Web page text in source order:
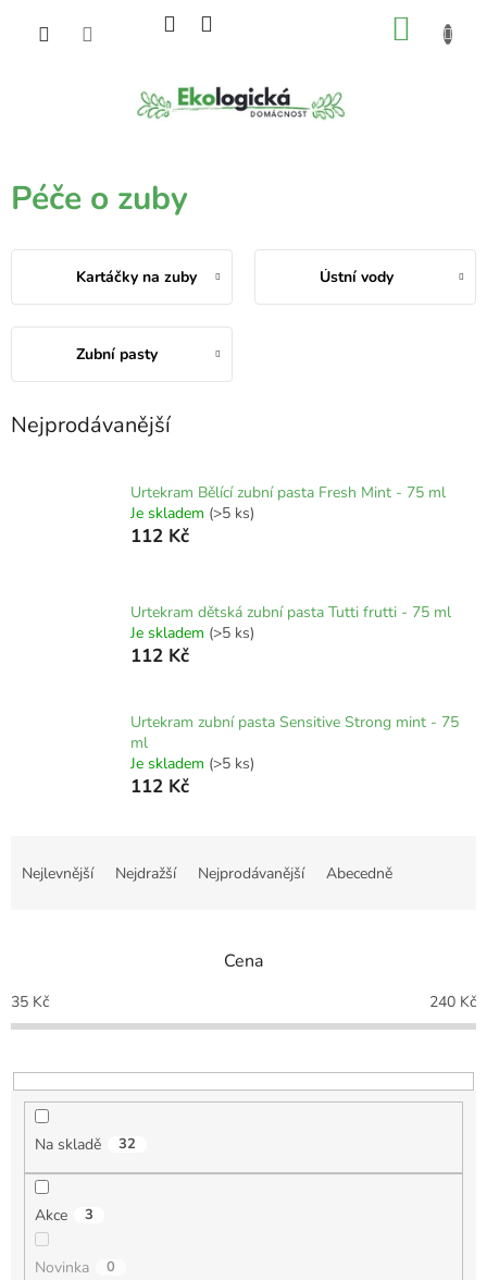
Péče o zuby
Kartáčky na zuby Ústní vody
Zubní pasty
Nejprodávanější
Urtekram Bělící zubní pasta Fresh Mint - 75 ml
Je skladem (>5 ks)
112 Kč
Urtekram dětská zubní pasta Tutti frutti - 75 ml
Je skladem (>5 ks)
112 Kč
Urtekram zubní pasta Sensitive Strong mint - 75
ml
Je skladem (>5 ks)
112 Kč
p
r
o
u
Nejlevnější Nejdražší Nejprodávanější Abecedně
Cena
35 Kč 240 Kč
Na skladě 32
Akce 3
Novinka 0